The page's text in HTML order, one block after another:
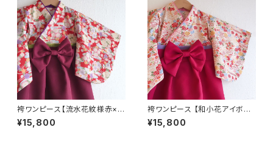
袴ワンピース【流水花紋様赤×エ
ンジ袴×紫襟×抹茶帯】ベビー
袴・袴ロンパース・女の子・お食
¥15,800
袴ワンピース 【和小花アイボリ
ー×ワインレッド袴×ピンク襟×
薄紫帯】ベビー袴・袴ロンパー
¥15,800